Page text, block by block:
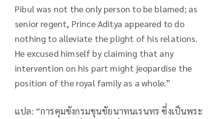
Pibul was not the only person to be blamed; as
senior regent, Prince Aditya appeared to do
nothing to alleviate the plight of his relations.
He excused himself by claiming that any
intervention on his part might jeopardise the
position of the royal family as a whole.”
แปล: “การคุมขังกรมขุนชัยนาทนเรนทร ซึ่งเป็นพระ